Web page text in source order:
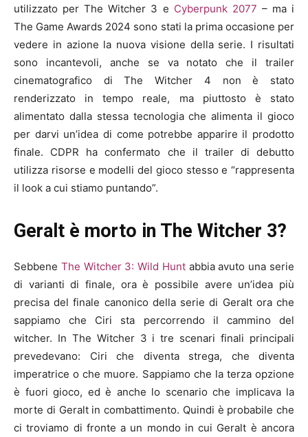
utilizzato per The Witcher 3 e Cyberpunk 2077 – ma i
The Game Awards 2024 sono stati la prima occasione per
vedere in azione la nuova visione della serie. I risultati
sono incantevoli, anche se va notato che il trailer
cinematografico di The Witcher 4 non è stato
renderizzato in tempo reale, ma piuttosto è stato
alimentato dalla stessa tecnologia che alimenta il gioco
per darvi un’idea di come potrebbe apparire il prodotto
finale. CDPR ha confermato che il trailer di debutto
utilizza risorse e modelli del gioco stesso e “rappresenta
il look a cui stiamo puntando”.
Geralt è morto in The Witcher 3?
Sebbene The Witcher 3: Wild Huntabbia avuto una serie
di varianti di finale, ora è possibile avere un’idea più
precisa del finale canonico della serie di Geralt ora che
sappiamo che Ciri sta percorrendo il cammino del
witcher. In The Witcher 3 i tre scenari finali principali
prevedevano: Ciri che diventa strega, che diventa
imperatrice o che muore. Sappiamo che la terza opzione
è fuori gioco, ed è anche lo scenario che implicava la
morte di Geralt in combattimento. Quindi è probabile che
ci troviamo di fronte a un mondo in cui Geralt è ancora